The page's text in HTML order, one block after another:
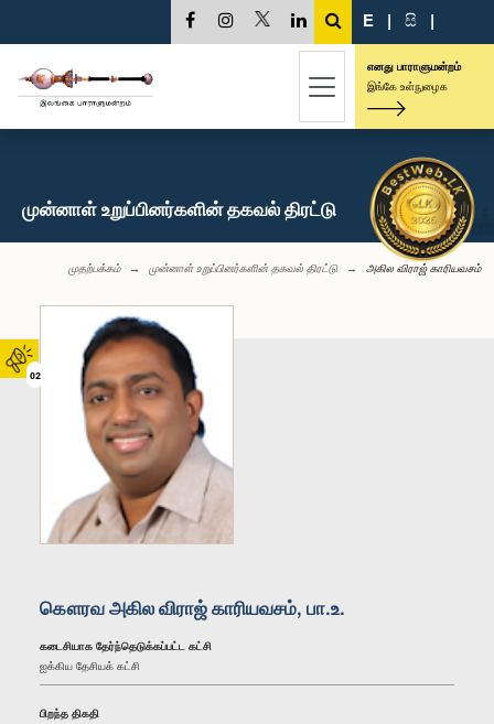
02
E | සි |
எனது பாராளுமன்றம்
இங்கே உள்நுழைக
முன்னாள் உறுப்பினர்களின் தகவல் திரட்டு
முதற்பக்கம் முன்னாள் உறுப்பினர்களின் தகவல் திரட்டு அகில விராஜ் காரியவசம்
கௌரவ அகில விராஜ் காரியவசம், பா.உ.
கடைசியாக தேர்ந்தெடுக்கப்பட்ட கட்சி
ஐக்கிய தேசியக் கட்சி
பிறந்த திகதி